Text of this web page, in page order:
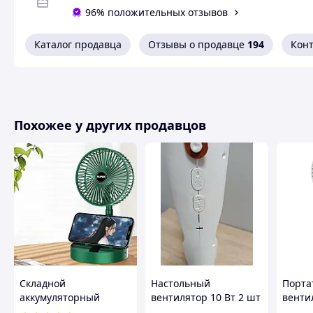
Это инновационный настольный кондиционер нового
увлажнителя воздуха, охладителя и LED-светильника.
воды с тремя режимами, обеспечивающим
96% положительных отзывов
Каталог продавца Отзывы о продавце 194
Похожее у других продавцов
Складной
аккумуляторный
Настольный
вентилятор 10 Вт 2 шт